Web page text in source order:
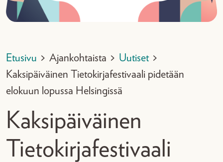
Etusivu > Ajankohtaista > Uutiset >
Kaksipäiväinen Tietokirjafestivaali pidetään
elokuun lopussa Helsingissä
Kaksipäiväinen
Tietokirjafestivaali